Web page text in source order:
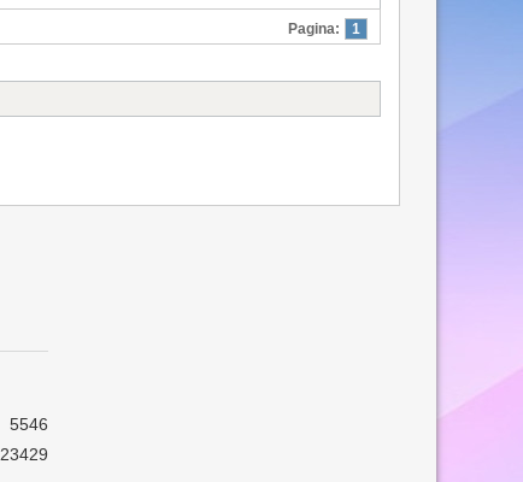
Pagina: 1
5546
23429